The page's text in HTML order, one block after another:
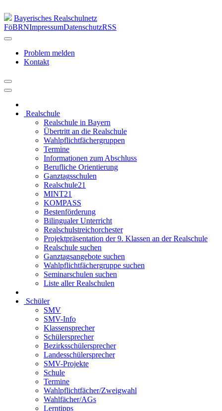
Bayerisches Realschulnetz
FöBRNImpressumDatenschutzRSS
Problem melden
Kontakt
Realschule
Realschule in Bayern
Übertritt an die Realschule
Wahlpflichtfächergruppen
Termine
Informationen zum Abschluss
Berufliche Orientierung
Ganztagsschulen
Realschule21
MINT21
KOMPASS
Bestenförderung
Bilingualer Unterricht
Realschulstreichorchester
Projektpräsentation der 9. Klassen an der Realschule
Realschule suchen
Ganztagsangebote suchen
Wahlpflichtfächergruppe suchen
Seminarschulen suchen
Liste aller Realschulen
Schüler
SMV
SMV-Info
Klassensprecher
Schülersprecher
Bezirksschülersprecher
Landesschülersprecher
SMV-Projekte
Schule
Termine
Wahlpflichtfächer/Zweigwahl
Wahlfächer/AGs
Lerntipps